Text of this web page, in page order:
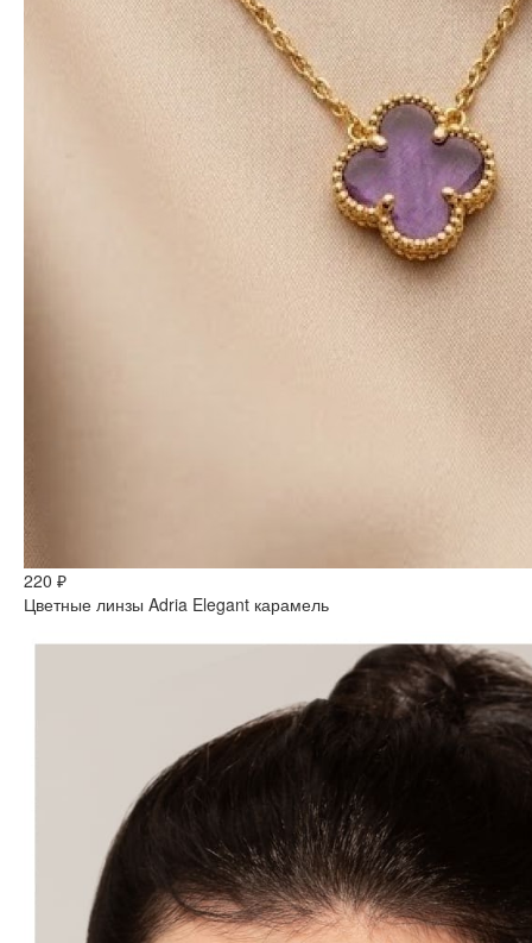
220 ₽
Цветные линзы Adria Elegant карамель